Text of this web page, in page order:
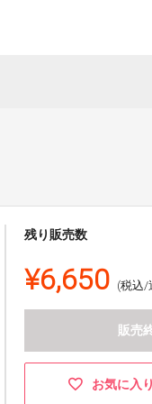
残り販売数
¥6,650 (税込/
販売
お気に入